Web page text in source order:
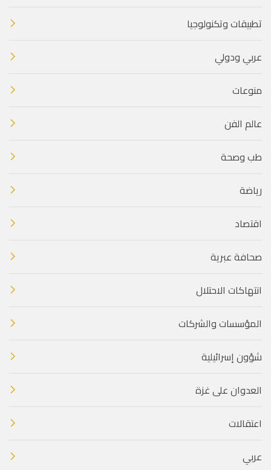
تطبيقات وتكنولوجيا
عربي ودولي
منوعات
عالم الفن
طب وصحة
رياضة
اقتصاد
صحافة عبرية
انتهاكات الاحتلال
المؤسسات والشركات
شؤون إسرائيلية
العدوان على غزة
اعتقالات
عربي